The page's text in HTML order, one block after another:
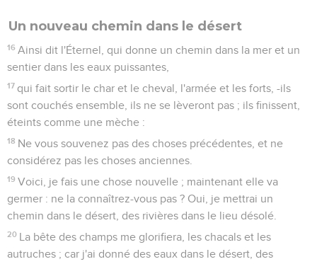
Un nouveau chemin dans le désert
16 Ainsi dit l'Éternel, qui donne un chemin dans la mer et un
sentier dans les eaux puissantes,
17 qui fait sortir le char et le cheval, l'armée et les forts, -ils
sont couchés ensemble, ils ne se lèveront pas ; ils finissent,
éteints comme une mèche :
18 Ne vous souvenez pas des choses précédentes, et ne
considérez pas les choses anciennes.
19 Voici, je fais une chose nouvelle ; maintenant elle va
germer : ne la connaîtrez-vous pas ? Oui, je mettrai un
chemin dans le désert, des rivières dans le lieu désolé.
20 La bête des champs me glorifiera, les chacals et les
autruches ; car j'ai donné des eaux dans le désert, des